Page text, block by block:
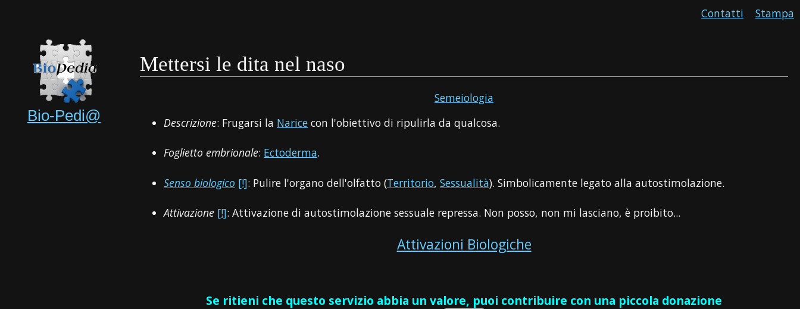
Stampa
Contatti
Bio-Pedi@
Mettersi le dita nel naso
Semeiologia
Descrizione: Frugarsi la Narice con l'obiettivo di ripulirla da qualcosa.
Foglietto embrionale: Ectoderma.
Senso biologico [!]: Pulire l'organo dell'olfatto (Territorio,Sessualità). Simbolicamente legato alla autostimolazione.
Attivazione [!]: Attivazione di autostimolazione sessuale repressa. Non posso, non mi lasciano, è proibito...
Attivazioni Biologiche
Se ritieni che questo servizio abbia un valore, puoi contribuire con una piccola donazione